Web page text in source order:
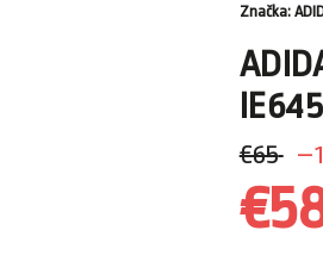
€65
Značka: